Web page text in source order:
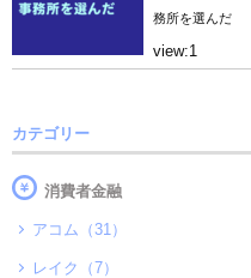
務所を選んだ
view:1
カテゴリー
消費者金融
アコム（31）
レイク（7）